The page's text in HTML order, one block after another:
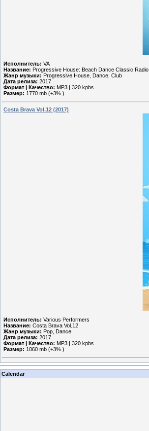
Исполнитель: VA
Название: Progressive House: Beach Dance Classic Radio
Жанр музыки: Progressive House, Dance, Club
Дата релиза: 2017
Формат | Качество: MP3 | 320 kpbs
Размер: 1770 mb (+3% )
Costa Brava Vol.12 (2017)
Исполнитель: Various Performers
Название: Costa Brava Vol.12
Жанр музыки: Pop, Dance
Дата релиза: 2017
Формат | Качество: MP3 | 320 kpbs
Размер: 1060 mb (+3% )
Calendar